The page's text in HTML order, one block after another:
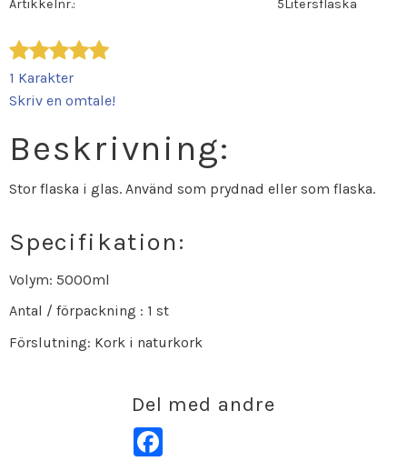
Artikkelnr.
5Litersflaska
1 Karakter
Skriv en omtale!
Beskrivning:
Stor flaska i glas. Använd som prydnad eller som flaska.
Specifikation:
Volym: 5000ml
Antal / förpackning : 1 st
Förslutning: Kork i naturkork
Del med andre
Facebook